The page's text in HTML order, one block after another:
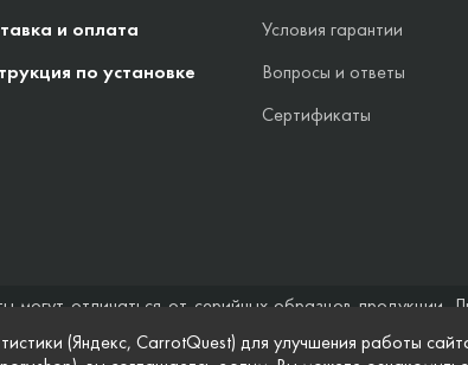
и оплата
по установке
Условия гарантии
Вопросы и ответы
Сертификаты
могут отличаться от серийных образцов
не может быть расценена как
полноты информации на веб-сайте, а также по поводу
(Яндекс, CarrotQuest) для улучшения работы